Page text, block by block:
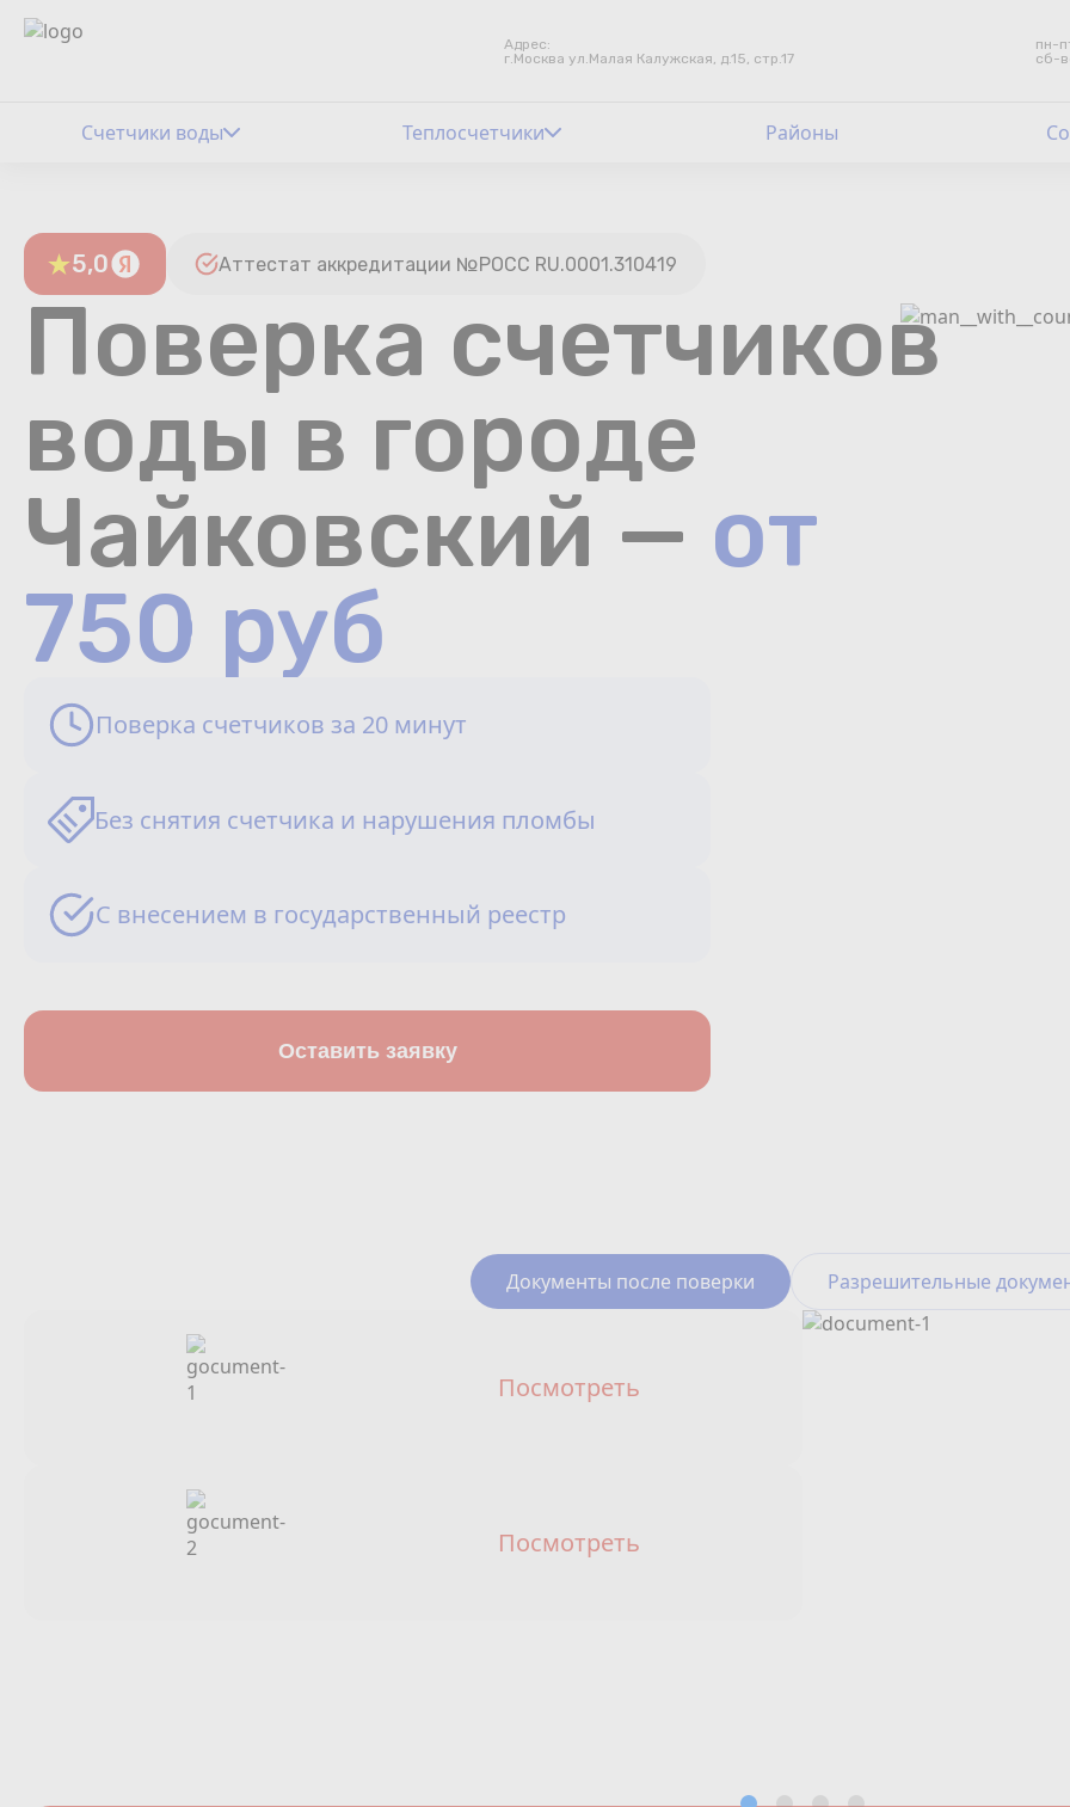
Адрес:
г.Москва ул.Малая Калужская, д.15, стр.17
пн-
сб-
Контакты
Районы
Аршин
Сотрудничество
Счетчики воды Теплосчетчики Районы
5,0 Аттестат аккредитации №РОСС RU.0001.310419
Поверка счетчиков
воды в городе
Чайковский — от
750 руб
Поверка счетчиков за 20 минут
Без снятия счетчика и нарушения пломбы
С внесением в государственный реестр
Оставить заявку
Документы после поверки Разрешительные
Посмотреть
Посмотреть